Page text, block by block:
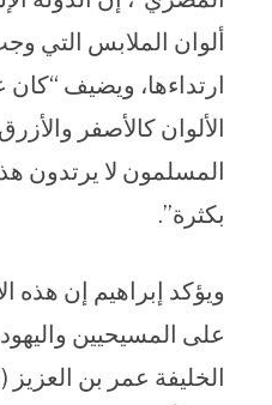
ألوان الملابس التي
ارتداءها، ويضيف “كان
الألوان كالأصفر
المسلمون لا يرتدون
بكثرة”.
ويؤكد إبراهيم إن هذه
على المسيحيين
الخليفة عمر بن